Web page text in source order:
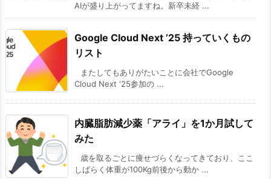
AIが盛り上がってますね。新卒未経 ...
Google Cloud Next ’25 持っていくもの
リスト
またしてもありがたいことに会社でGoogle
Cloud Next '25参加の ...
内臓脂肪減少薬「アライ」を1か月試して
みた
歳を取るごとに痩せづらくなってきており、ここ
しばらく体重が100Kg前後から動か ...